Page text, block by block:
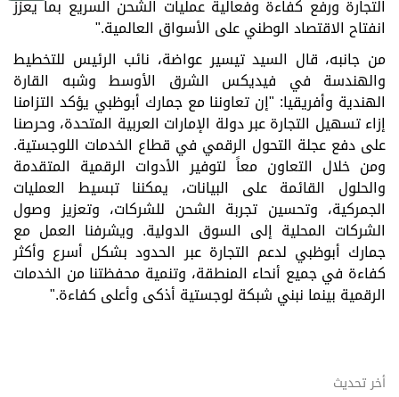
التجارة ورفع كفاءة وفعالية عمليات الشحن السريع بما يعزز
انفتاح الاقتصاد الوطني على الأسواق العالمية".
من جانبه، قال السيد تيسير عواضة، نائب الرئيس للتخطيط
والهندسة في فيديكس الشرق الأوسط وشبه القارة
الهندية وأفريقيا: "إن تعاوننا مع جمارك أبوظبي يؤكد التزامنا
إزاء تسهيل التجارة عبر دولة الإمارات العربية المتحدة، وحرصنا
على دفع عجلة التحول الرقمي في قطاع الخدمات اللوجستية.
ومن خلال التعاون معاً لتوفير الأدوات الرقمية المتقدمة
والحلول القائمة على البيانات، يمكننا تبسيط العمليات
الجمركية، وتحسين تجربة الشحن للشركات، وتعزيز وصول
الشركات المحلية إلى السوق الدولية. ويشرفنا العمل مع
جمارك أبوظبي لدعم التجارة عبر الحدود بشكل أسرع وأكثر
كفاءة في جميع أنحاء المنطقة، وتنمية محفظتنا من الخدمات
الرقمية بينما نبني شبكة لوجستية أذكى وأعلى كفاءة".
أخر تحديث